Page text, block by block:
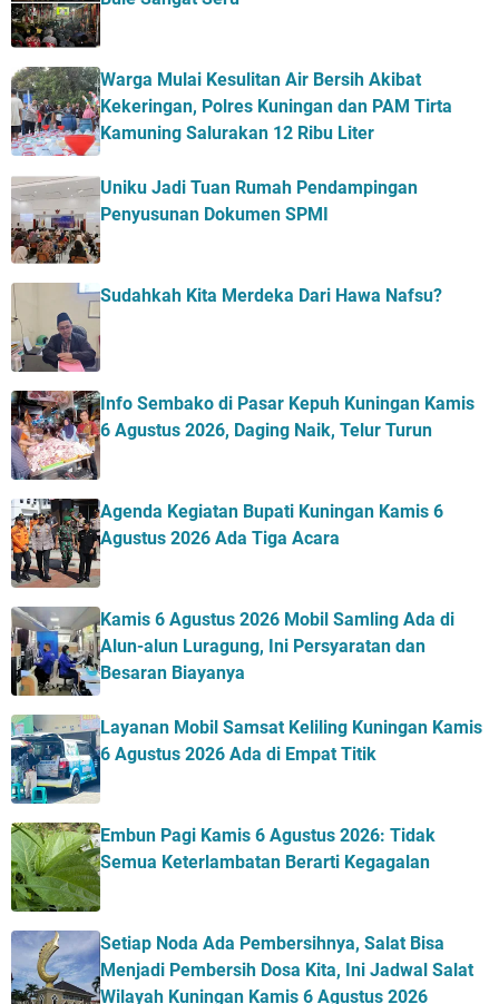
Warga Mulai Kesulitan Air Bersih Akibat
Kekeringan, Polres Kuningan dan PAM Tirta
Kamuning Salurakan 12 Ribu Liter
Uniku Jadi Tuan Rumah Pendampingan
Penyusunan Dokumen SPMI
Sudahkah Kita Merdeka Dari Hawa Nafsu?
Info Sembako di Pasar Kepuh Kuningan Kamis
6 Agustus 2026, Daging Naik, Telur Turun
Agenda Kegiatan Bupati Kuningan Kamis 6
Agustus 2026 Ada Tiga Acara
Kamis 6 Agustus 2026 Mobil Samling Ada di
Alun-alun Luragung, Ini Persyaratan dan
Besaran Biayanya
Layanan Mobil Samsat Keliling Kuningan Kamis
6 Agustus 2026 Ada di Empat Titik
Embun Pagi Kamis 6 Agustus 2026: Tidak
Semua Keterlambatan Berarti Kegagalan
Setiap Noda Ada Pembersihnya, Salat Bisa
Menjadi Pembersih Dosa Kita, Ini Jadwal Salat
Wilayah Kuningan Kamis 6 Agustus 2026